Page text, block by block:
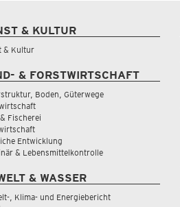
& KULTUR
& Kultur
& FORSTWIRTSCHAFT
Boden, Güterwege
Fischerei
Entwicklung
& Lebensmittelkontrolle
& WASSER
, Klima- und Energiebericht